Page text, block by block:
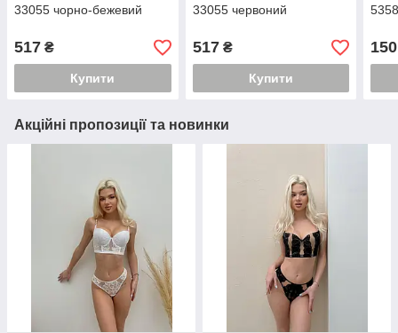
33055 чорно-бежевий
517 ₴
Купити
33055 червоний
517₴
Купити
150
Акційні пропозиції та новинки